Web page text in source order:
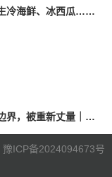
冰饮、生冷海鲜、冰西瓜……泉州人夏季“标配”饮食极易引发胃肠炎
童装的边界，被重新丈量｜2026中国国际时装周·童话小镇圆满收官
豫ICP备2024094673号